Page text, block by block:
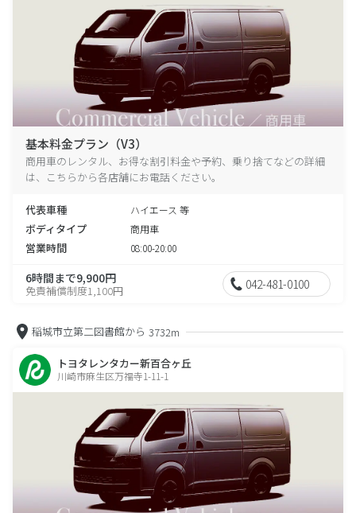
基本料金プラン（V3）
商用車のレンタル、お得な割引料金や予約、乗り捨てなどの詳細
は、こちらから各店舗にお電話ください。
代表車種 ハイエース 等
ボディタイプ 商用車
営業時間 08:00-20:00
6時間まで9,900円
免責補償制度1,100円 042-481-0100
稲城市立第二図書館から 3732m
トヨタレンタカー新百合ヶ丘
川崎市麻生区万福寺1-11-1